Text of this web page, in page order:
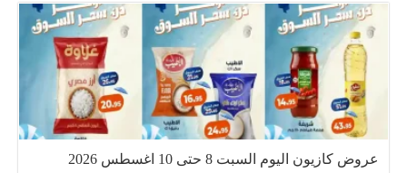
عروض كازيون اليوم السبت 8 حتى 10 اغسطس 2026